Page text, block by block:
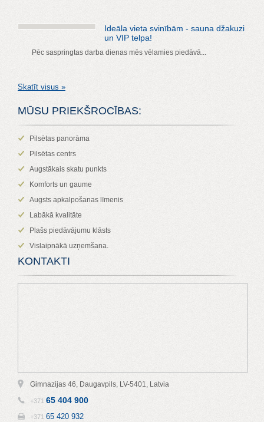
Ideāla vieta svinībām - sauna džakuzi
un VIP telpa!
Pēc saspringtas darba dienas mēs vēlamies piedāvā...
Skatīt visus »
MŪSU PRIEKŠROCĪBAS:
Pilsētas panorāma
Pilsētas centrs
Augstākais skatu punkts
Komforts un gaume
Augsts apkalpošanas līmenis
Labākā kvalitāte
Plašs piedāvājumu klāsts
Vislaipnākā uzņemšana.
KONTAKTI
Gimnazijas 46, Daugavpils, LV-5401, Latvia
+371 65 404 900
+371 65 420 932